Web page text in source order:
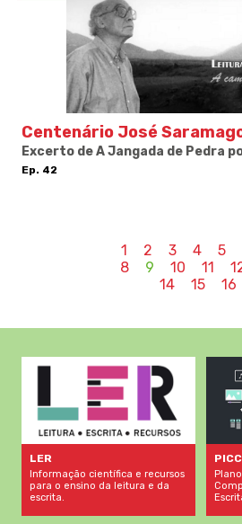
Centenário José
Excerto de A Jangada de Pedra
Ep. 42
1 2 3 4 5
8
9 10 11
14
15 16
LER
Informação científica e recursos
para o ensino da leitura e da
escrita.